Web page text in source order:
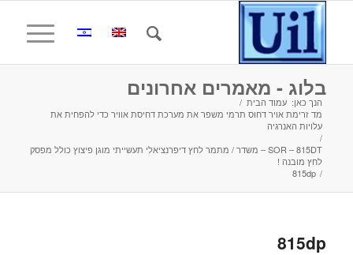
בלוג - מאמרים אחרונים
הנך כאן: עמוד הבית /
מד זרימת אויר דחוס תרמי משפר את מערכת דחיסת אוויר כדי להפחית את
עלויות האנרגיה
/
SOR – 815DT – משדר / מתמר לחץ דיפרנציאלי תעשייתי מוגן פיצוץ כולל מפסק
לחץ מובנה !
/
815dp
815dp